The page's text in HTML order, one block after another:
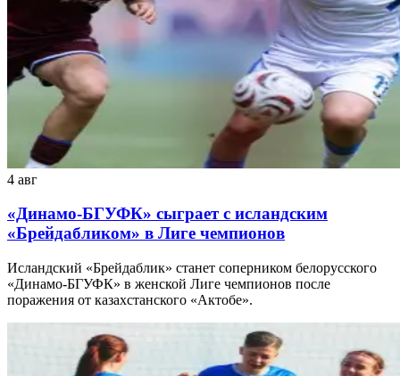
4 авг
«Динамо-БГУФК» сыграет с исландским
«Брейдабликом» в Лиге чемпионов
Исландский «Брейдаблик» станет соперником белорусского
«Динамо-БГУФК» в женской Лиге чемпионов после
поражения от казахстанского «Актобе».